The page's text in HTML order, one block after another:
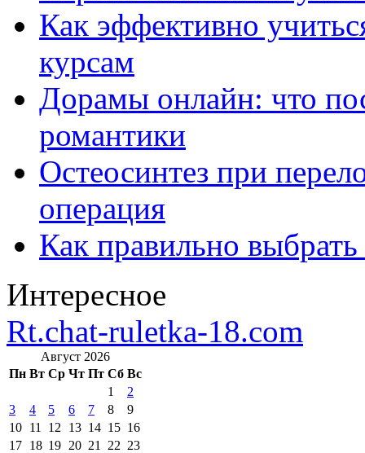
Как эффективно
курсам
Дорамы онлайн: что
романтики
Остеосинтез при
операция
Как правильно
Интересное
Rt.chat-ruletka-18.com
Август 2026
Пн Вт Ср Чт Пт Сб Вс
1
2
3
4 5 6 7 8
9
10 11 12 13 14 15 16
17 18 19 20 21 22 23